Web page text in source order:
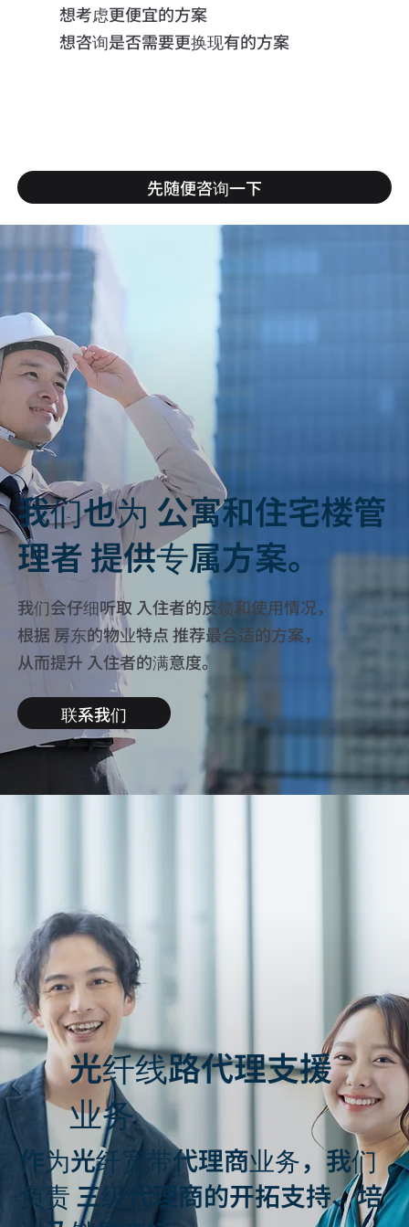
想考虑更便宜的方案
想咨询是否需要更换现有的方案
先随便咨询一下
我们也为 公寓和住宅楼管
理者 提供专属方案。
我们会仔细听取 入住者的反馈和使用情况，
根据 房东的物业特点 推荐最合适的方案，
从而提升 入住者的满意度。
联系我们
光纤线路代理支援
业务
作为光纤宽带代理商业务，我们
负责 三级代理商的开拓支持、培